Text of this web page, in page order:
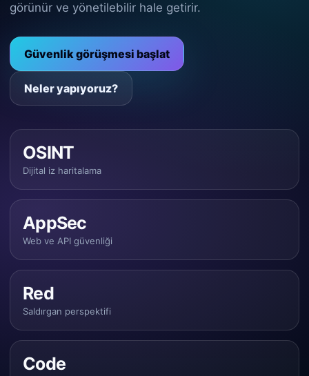
görünür ve yönetilebilir hale getirir.
Güvenlik görüşmesi başlat
Neler yapıyoruz?
OSINT
Dijital iz haritalama
AppSec
Web ve API güvenliği
Red
Saldırgan perspektifi
Code